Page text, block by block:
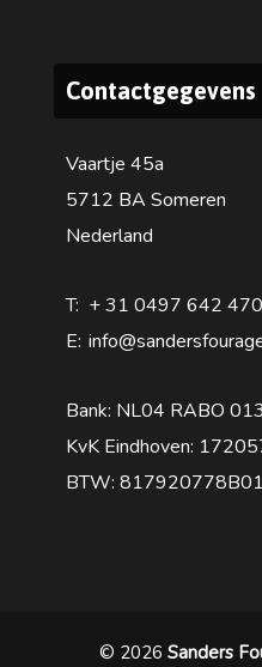
Contactgegevens
Vaartje 45a
5712 BA Someren
Nederland
T: + 31 0497 642 470
E:
Bank: NL04 RABO
KvK Eindhoven:
BTW: 817920778B01
© 2026Sanders